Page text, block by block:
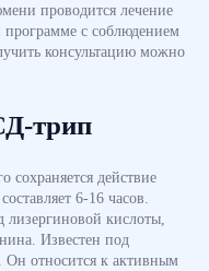
проводится лечение
с соблюдением
консультацию можно
трип
сохраняется действие
6-16 часов.
лизергиновой кислоты,
Известен под
Он относится к активным